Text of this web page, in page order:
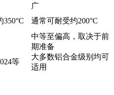
广
通常可耐受约200°C
中等至偏高，取决于前
期准备
等
大多数铝合金级别均可
适用